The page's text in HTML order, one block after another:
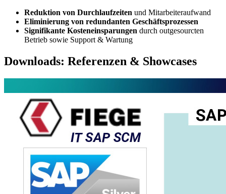
Reduktion von Durchlaufzeiten und Mitarbeiteraufwand
Eliminierung von redundanten Geschäftsprozessen
Signifikante Kosteneinsparungen durch outgesourcten
Betrieb sowie Support & Wartung
Downloads: Referenzen & Showcases